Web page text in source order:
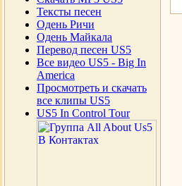
Тексты песен
Одень Ричи
Одень Майкала
Перевод песен US5
Все видео US5 - Big In
America
Просмотреть и скачать
все клипы US5
US5 In Control Tour